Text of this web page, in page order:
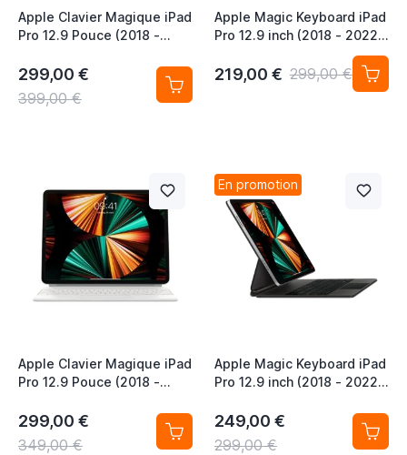
Apple Clavier Magique iPad
Pro 12.9 Pouce (2018 -
(2024 - 2026) QWERTY NL
Blanc
299,00 €
399,00 €
Apple Magic Keyboard iPad
Pro 12.9 inch (2018 - 2022)
iPad Air 13 inch (2024 -
2026) QWERTY US White
219,00 € 299,00 €
Apple Clavier Magique iPad
Pro 12.9 Pouce (2018 -
(2024 - 2026) QWERTZ CH
(Clavier suisse) Blanc
299,00 €
349,00 €
En promotion
Apple Magic Keyboard iPad
Pro 12.9 inch (2018 - 2022)
2026) QWERTY UK Black
249,00 €
299,00 €